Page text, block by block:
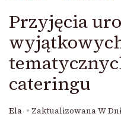
Przyjęcia
cateringu
Ela Zaktualizowana W